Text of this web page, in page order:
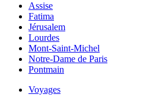
Assise
Fatima
Jérusalem
Lourdes
Mont-Saint-Michel
Notre-Dame de Paris
Pontmain
Voyages